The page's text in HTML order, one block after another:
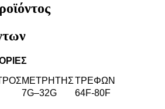
ΜΕΤΡΗΤΗΣΤΡΕΦΩΝ
7G–32G 64F-80F